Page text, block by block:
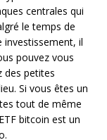
centrales qui
le temps de
il
pouvez vous
des petites
Si vous êtes un
tout de même
bitcoin est un